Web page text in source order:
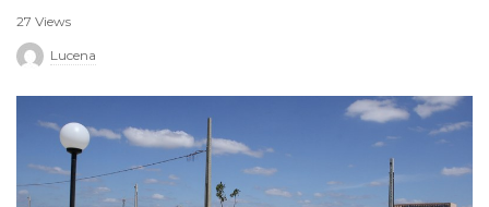
r
o
27 Views
Lucena